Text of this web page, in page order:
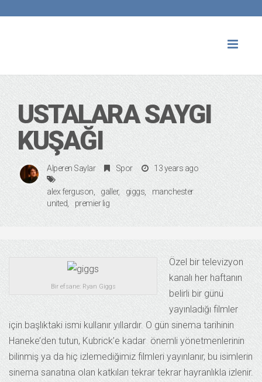
USTALARA SAYGI
KUŞAĞI
Alperen Saylar Spor 13 years ago
alex ferguson galler giggs
manchester
united
premier lig
Bir efsane: Ryan Giggs
Özel bir televizyon
kanalı her haftanın
belirli bir günü
yayınladığı filmler
için başlıktaki ismi kullanır yıllardır. O gün sinema tarihinin
Haneke’den tutun, Kubrick’e kadar önemli yönetmenlerinin
bilinmiş ya da hiç izlemediğimiz filmleri yayınlanır, bu isimlerin
sinema sanatına olan katkıları tekrar tekrar hayranlıkla izlenir.